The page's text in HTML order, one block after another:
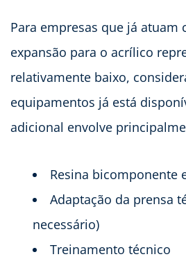
Para empresas que já atuam
expansão para o acrílico
relativamente baixo,
equipamentos já está
adicional envolve
Resina bicomponente
Adaptação da prensa
necessário)
Treinamento técnico